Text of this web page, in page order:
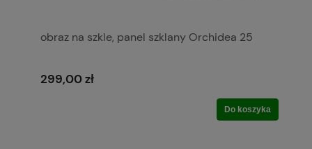
obraz na szkle, panel szklany Orchidea 25
299,00 zł
Do koszyka